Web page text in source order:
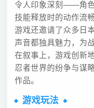
令人印象深刻——角色
技能释放时的动作流
游戏还邀请了众多日
声音都独具魅力，为
在叙事上，游戏创新
忍者世界的纷争与谋
作品。
游戏玩法